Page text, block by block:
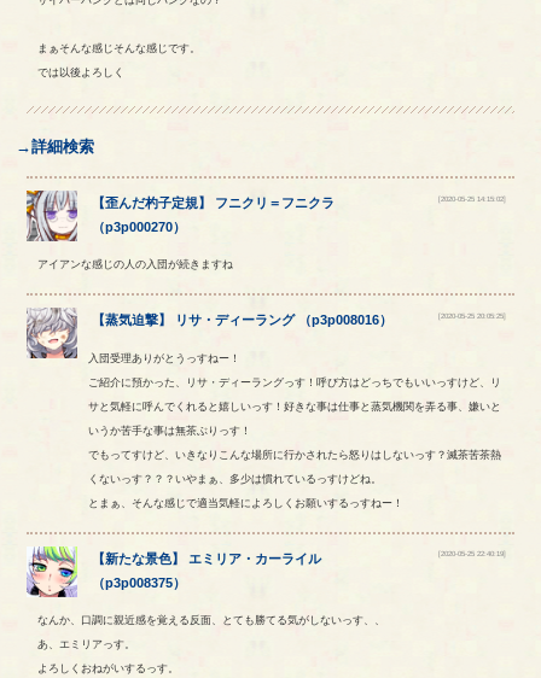
まぁそんな感じそんな感じです。
では以後よろしく
→詳細検索
【歪んだ杓子定規 】 フニクリ ＝ フニクラ
（p3p000270）
[2020-05-25 14:15:02]
アイアンな感じの人の入団が続きますね
【蒸気迫撃】 リサ ・ディーラング（p3p008016） [2020-05-25 20:05:25]
入団受理ありがとうっすねー！
ご紹介に預かった、リサ・ディーラングっす！呼び方はどっちでもいいっすけど、リ
サと気軽に呼んでくれると嬉しいっす！好きな事は仕事と蒸気機関を弄る事、嫌いと
いうか苦手な事は無茶ぶりっす！
でもってすけど、いきなりこんな場所に行かされたら怒りはしないっす？滅茶苦茶熱
くないっす？？？いやまぁ、多少は慣れているっすけどね。
とまぁ、そんな感じで適当気軽によろしくお願いするっすねー！
【新たな景色】 エミリア ・ カーライル
（p3p008375）
[2020-05-25 22:40:19]
なんか、口調に親近感を覚える反面、とても勝てる気がしないっす、、
あ、エミリアっす。
よろしくおねがいするっす。